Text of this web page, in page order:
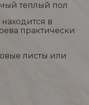
теплый пол
в
практически
листы или